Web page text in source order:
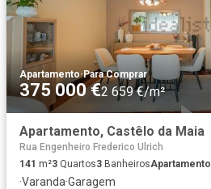
Apartamento·Para Comprar
375 000 €2 659 €/m²
Apartamento, Castêlo da Maia
Rua Engenheiro Frederico Ulrich
141 m²3 Quartos3 BanheirosApartamento
·Varanda·Garagem